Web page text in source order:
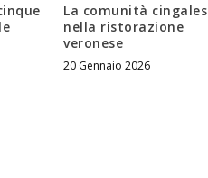
La comunità
nella ristorazione
veronese
20 Gennaio 2026